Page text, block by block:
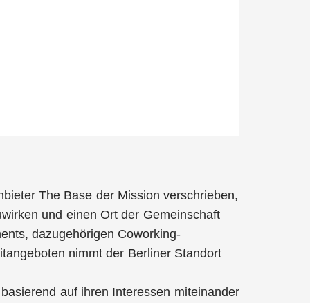
The Base der Mission verschrieben,
und einen Ort der Gemeinschaft
dazugehörigen Coworking-
nimmt der Berliner Standort
auf ihren Interessen miteinander